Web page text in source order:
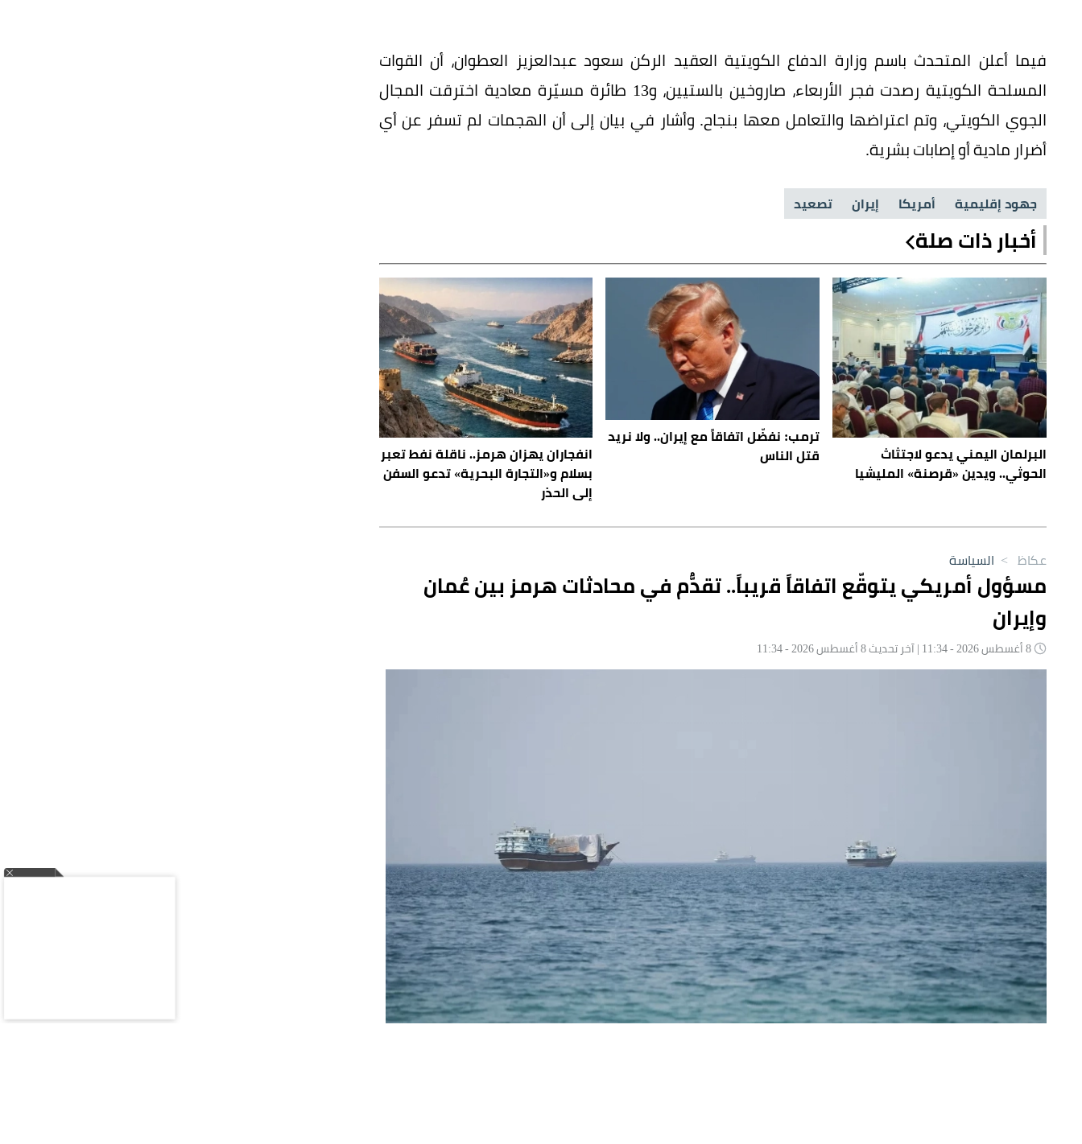
فيما أعلن المتحدث باسم وزارة الدفاع الكويتية العقيد الركن سعود عبدالعزيز العطوان، أن القوات
المسلحة الكويتية رصدت فجر الأربعاء، صاروخين بالستيين، و13 طائرة مسيّرة معادية اخترقت المجال
الجوي الكويتي، وتم اعتراضها والتعامل معها بنجاح. وأشار في بيان إلى أن الهجمات لم تسفر عن أي
أضرار مادية أو إصابات بشرية.
جهود إقليمية أمريكا إيران تصعيد
أخبار ذات صلة
البرلمان اليمني يدعو لاجتثاث
الحوثي.. ويدين «قرصنة» المليشيا
ترمب: نفضّل اتفاقاً مع إيران.. ولا نريد
قتل الناس
انفجاران يهزان هرمز.. ناقلة نفط تعبر
بسلام و«التجارة البحرية» تدعو السفن
إلى الحذر
عكاظ > السياسة
مسؤول أمريكي يتوقّع اتفاقاً قريباً.. تقدُّم في محادثات هرمز بين عُمان
وإيران